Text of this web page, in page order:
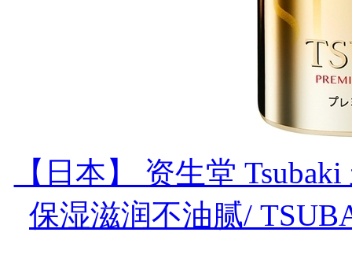
【日本】 资生堂
保湿滋润不油腻/